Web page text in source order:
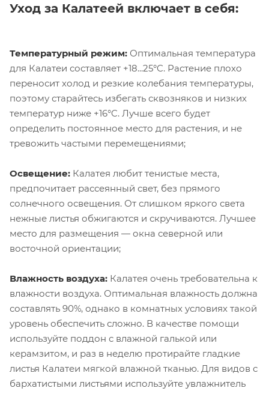
Уход за Калатеей включает в себя:
Температурный режим: Оптимальная температура
для Калатеи составляет +18...25°C. Растение плохо
переносит холод и резкие колебания температуры,
поэтому старайтесь избегать сквозняков и низких
температур ниже +16°C. Лучше всего будет
определить постоянное место для растения, и не
тревожить частыми перемещениями;
Освещение: Калатея любит тенистые места,
предпочитает рассеянный свет, без прямого
солнечного освещения. От слишком яркого света
нежные листья обжигаются и скручиваются. Лучшее
место для размещения — окна северной или
восточной ориентации;
Влажность воздуха: Калатея очень требовательна к
влажности воздуха. Оптимальная влажность должна
составлять 90%, однако в комнатных условиях такой
уровень обеспечить сложно. В качестве помощи
используйте поддон с влажной галькой или
керамзитом, и раз в неделю протирайте гладкие
листья Калатеи мягкой влажной тканью. Для видов с
бархатистыми листьями используйте увлажнитель